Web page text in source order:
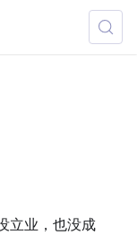
立业，也没成